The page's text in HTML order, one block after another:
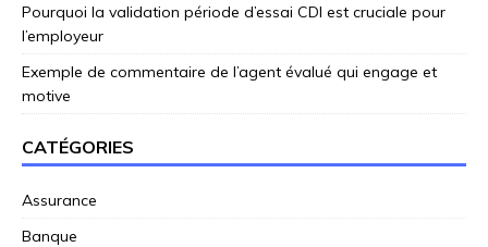
Pourquoi la validation période d’essai CDI est cruciale pour
l’employeur
Exemple de commentaire de l’agent évalué qui engage et
motive
CATÉGORIES
Assurance
Banque